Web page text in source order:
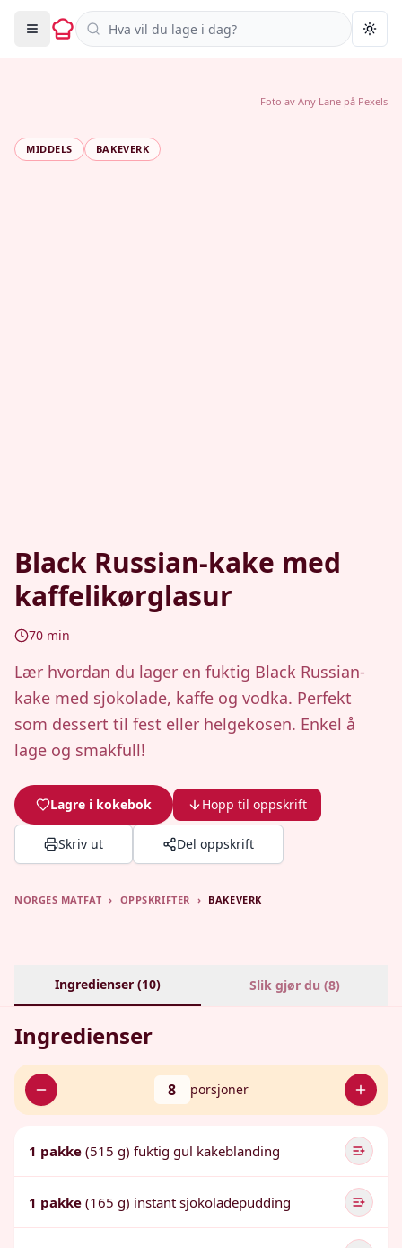
Søk i oppskrifter
MIDDELS BAKEVERK
Black Russian-kake med
kaffelikørglasur
70 min
Lær hvordan du lager en fuktig Black Russian-
kake med sjokolade, kaffe og vodka. Perfekt
som dessert til fest eller helgekosen. Enkel å
lage og smakfull!
Lagre i kokebok Hopp til oppskrift
Skriv ut Del oppskrift
Foto av Any Lane på Pexels
NORGES MATFAT › OPPSKRIFTER › BAKEVERK
Ingredienser (10) Slik gjør du (8)
Ingredienser
8 porsjoner
1 pakke (515 g) fuktig gul kakeblanding
1 pakke (165 g) instant sjokoladepudding